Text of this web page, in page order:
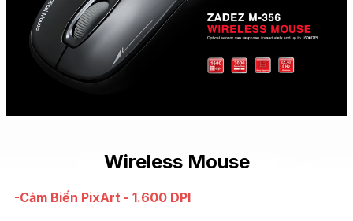
Wireless Mouse
-Cảm Biến PixArt - 1.600 DPI